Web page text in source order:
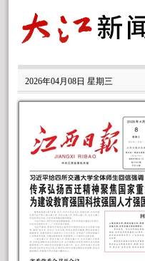
2026年04月08日 星期三